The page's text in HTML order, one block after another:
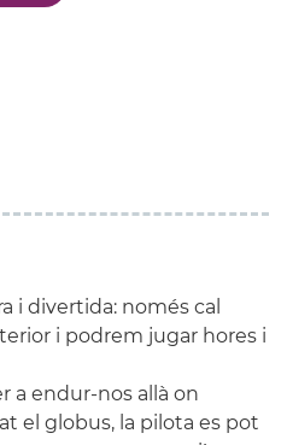
i divertida: només cal
i podrem jugar hores i
a endur-nos allà on
el globus, la pilota es pot